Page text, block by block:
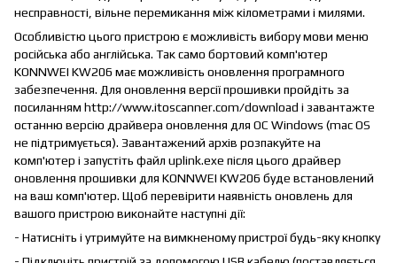
несправності, вільне перемикання між кілометрами і милями.
Особливістю цього пристрою є можливість вибору мови меню
російська або англійська. Так само бортовий комп'ютер
KONNWEI KW206 має можливість оновлення програмного
забезпечення. Для оновлення версії прошивки пройдіть за
посиланням http://www.itoscanner.com/download і завантажте
останню версію драйвера оновлення для ОС Windows (mac OS
не підтримується). Завантажений архів розпакуйте на
комп'ютер і запустіть файл uplink.exe після цього драйвер
оновлення прошивки для KONNWEI KW206 буде встановлений
на ваш комп'ютер. Щоб перевірити наявність оновлень для
вашого пристрою виконайте наступні дії:
- Натисніть і утримуйте на вимкненому пристрої будь-яку кнопку